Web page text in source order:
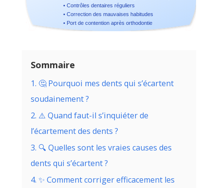
• Contrôles dentaires réguliers
• Correction des mauvaises habitudes
• Port de contention après orthodontie
Sommaire
1. 🤔 Pourquoi mes dents qui s’écartent
soudainement ?
2. ⚠️ Quand faut-il s’inquiéter de
l’écartement des dents ?
3. 🔍 Quelles sont les vraies causes des
dents qui s’écartent ?
4. ✨ Comment corriger efficacement les